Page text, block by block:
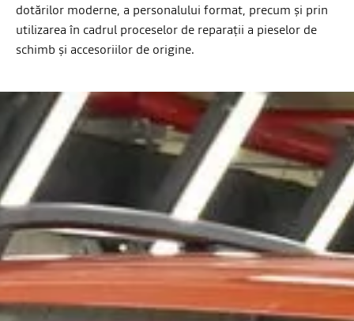
dotărilor moderne, a personalului format, precum şi prin
utilizarea în cadrul proceselor de reparaţii a pieselor de
schimb şi accesoriilor de origine.